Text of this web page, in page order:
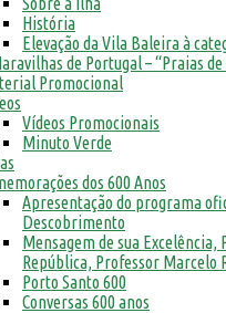
História
Elevação da Vila Baleira à
de Portugal – “Praias
Promocional
Vídeos Promocionais
Minuto Verde
dos 600 Anos
Apresentação do programa
Descobrimento
Mensagem de sua Excelência,
República, Professor Marcelo
Porto Santo 600
Conversas 600 anos